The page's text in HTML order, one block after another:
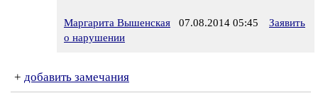
Маргарита Вышенская 07.08.2014 05:45
Заявить
о нарушении
+ добавить замечания